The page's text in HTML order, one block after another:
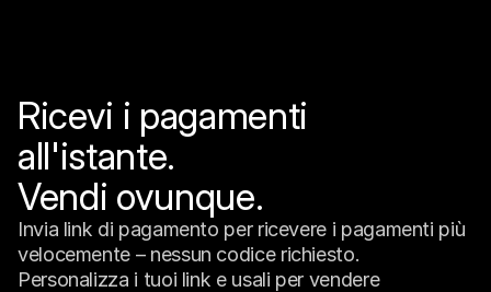
Ricevi i pagamenti
all'istante.
Vendi ovunque.
Invia link di pagamento per ricevere i pagamenti più
velocemente – nessun codice richiesto.
Personalizza i tuoi link e usali per vendere